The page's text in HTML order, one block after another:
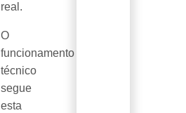
real.
O
funcionamento
técnico
segue
esta